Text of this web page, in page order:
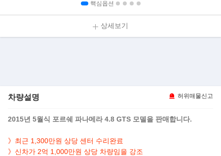
핵심옵션
상세보기
차량설명 허위매물신고
2015년 5월식 포르쉐 파나메라 4.8 GTS 모델을 판매합니다.
》최근 1,300만원 상당 센터 수리완료
》신차가 2억 1,000만원 상당 차량임을 강조